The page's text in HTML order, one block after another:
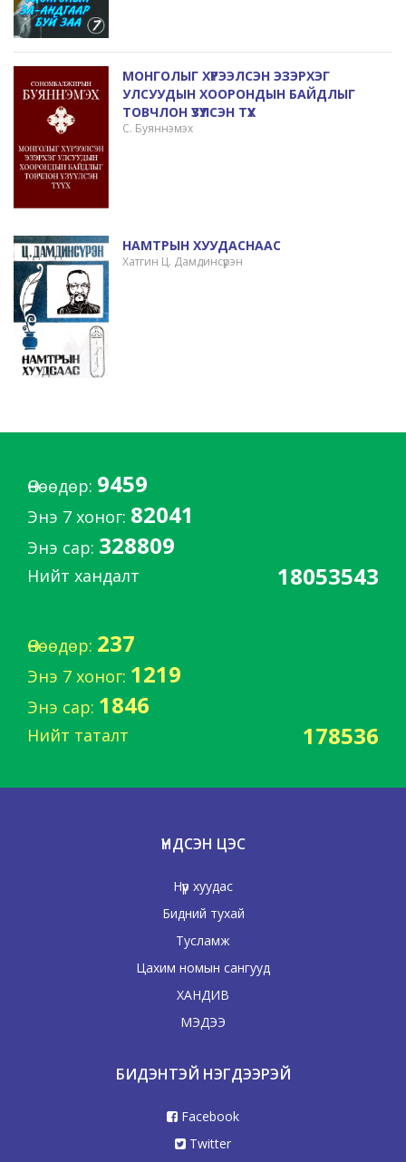
МОНГОЛЫГ ХҮРЭЭЛСЭН ЭЗЭРХЭГ
УЛСУУДЫН ХООРОНДЫН БАЙДЛЫГ
ТОВЧЛОН ҮЗҮҮЛСЭН ТҮҮХ
С. Буяннэмэх
НАМТРЫН ХУУДАСНААС
Хатгин Ц. Дамдинсүрэн
Өнөөдөр: 9459
Энэ 7 хоног: 82041
Энэ сар: 328809
Нийт хандалт 18053543
Өнөөдөр: 237
Энэ 7 хоног: 1219
Энэ сар: 1846
Нийт таталт 178536
ҮНДСЭН ЦЭС
Нүүр хуудас
Бидний тухай
Тусламж
Цахим номын сангууд
ХАНДИВ
МЭДЭЭ
БИДЭНТЭЙ НЭГДЭЭРЭЙ
Facebook
Twitter